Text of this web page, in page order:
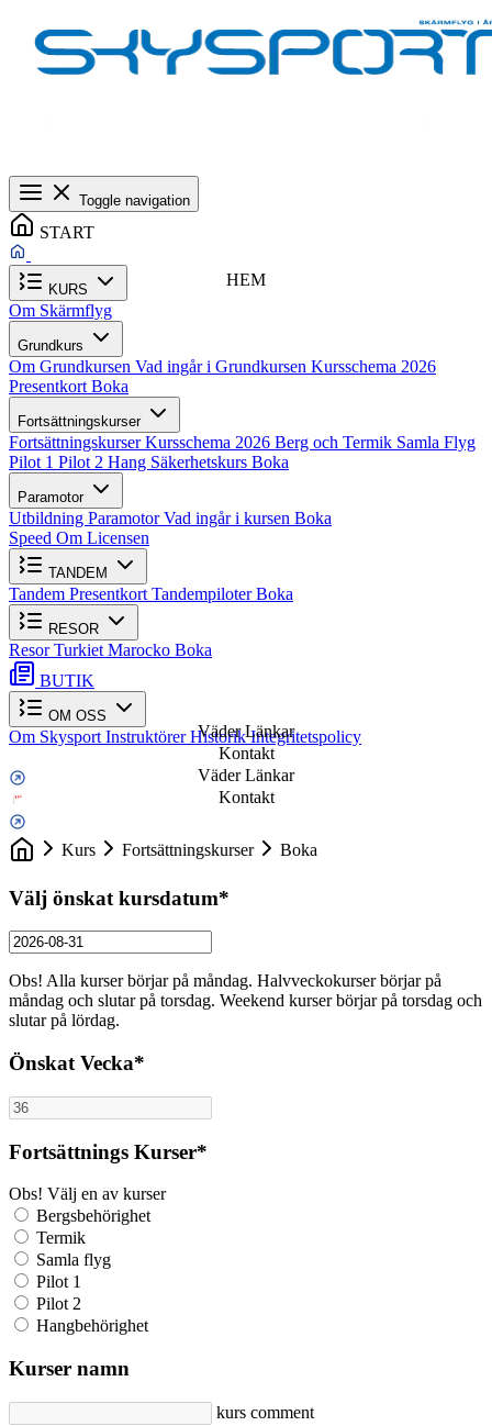
Toggle navigation
START
HEM
KURS
Om Skärmflyg
Grundkurs
Om Grundkursen Vad ingår i Grundkursen Kursschema 2026
Presentkort Boka
Fortsättningskurser
FortsättningskurserKursschema 2026 Berg och Termik Samla Flyg
Pilot 1 Pilot 2 Hang Säkerhetskurs Boka
Paramotor
Utbildning ParamotorVad ingår i kursen Boka
Speed Om Licensen
TANDEM
Tandem Presentkort TandempiloterBoka
RESOR
ResorTurkiet Marocko Boka
BUTIK
OM OSS
Om Skysport InstruktörerHistorikIntegritetspolicy
Väder Länkar
Kontakt
Väder Länkar
Kontakt
Kurs Fortsättningskurser Boka
Välj önskat kursdatum*
Obs! Alla kurser börjar på måndag. Halvveckokurser börjar på
måndag och slutar på torsdag. Weekend kurser börjar på torsdag och
slutar på lördag.
Önskat Vecka*
Fortsättnings Kurser*
Obs! Välj en av kurser
Bergsbehörighet
Termik
Samla flyg
Pilot 1
Pilot 2
Hangbehörighet
Kurser namn
kurs comment